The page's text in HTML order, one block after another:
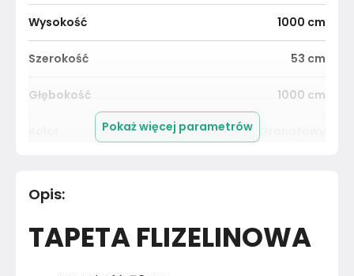
Wysokość 1000 cm
Szerokość 53 cm
Głębokość 1000 cm
Materiał
Kolor Błękity granaty
Pokaż więcej parametrów
Opis:
TAPETA FLIZELINOWA